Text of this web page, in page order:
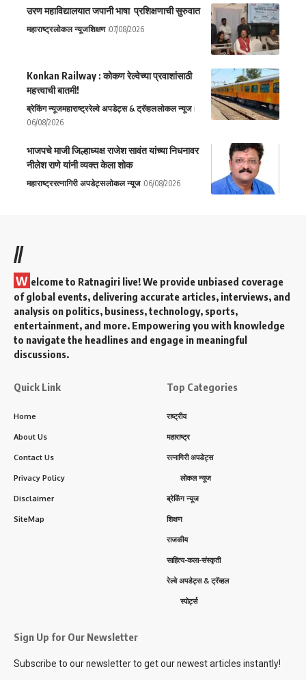
उरण महाविद्यालयात जपानी भाषा प्रशिक्षणाची सुरुवात
महाराष्ट्रलोकल न्यूजशिक्षण 07/08/2026
Konkan Railway : कोकण रेल्वेच्या प्रवाशांसाठी
महत्त्वाची बातमी!
ब्रेकिंग न्यूजमहाराष्ट्ररेल्वे अपडेट्स & ट्रॅव्हललोकल न्यूज
06/08/2026
भाजपचे माजी जिल्हाध्यक्ष राजेश सावंत यांच्या निधनावर
नीलेश राणे यांनी व्यक्त केला शोक
महाराष्ट्ररत्नागिरी अपडेट्सलोकल न्यूज 06/08/2026
//
W elcome to Ratnagiri live! We provide unbiased coverage
of global events, delivering accurate articles, interviews, and
analysis on politics, business, technology, sports,
entertainment, and more. Empowering you with knowledge
to navigate the headlines and engage in meaningful
discussions.
Quick Link
Home
About Us
Contact Us
Privacy Policy
Disclaimer
SiteMap
Top Categories
राष्ट्रीय
महाराष्ट्र
रत्नागिरी अपडेट्स
लोकल न्यूज
ब्रेकिंग न्यूज
शिक्षण
राजकीय
साहित्य-कला-संस्कृती
रेल्वे अपडेट्स & ट्रॅव्हल
स्पोर्ट्स
Sign Up for Our Newsletter
Subscribe to our newsletter to get our newest articles instantly!